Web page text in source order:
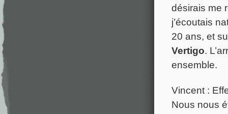
désirais me
j’écoutais
20 ans, et
Vertigo.
ensemble.
Vincent :
Nous nous